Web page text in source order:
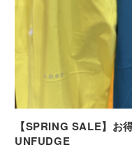
【SPRING SALE】お
UNFUDGE